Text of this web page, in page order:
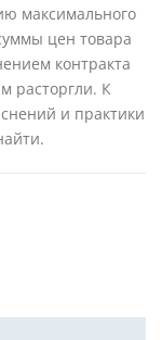
максимального
цен товара
контракта
расторгли. К
и практики